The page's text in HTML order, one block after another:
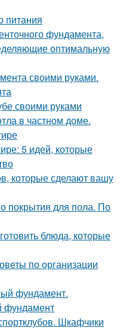
питания
фундамента,
оптимальную
своими руками.
своими руками
в частном доме.
5 идей, которые
которые сделают вашу
покрытия для пола. По
блюда, которые
по организации
фундамент.
фундамент
Шкафчики